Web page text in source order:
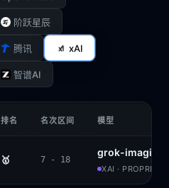
阶跃星辰
腾讯 xAI
智谱AI
排名 名次区间 模型
🥇 7 - 18
grok-
XAI ·